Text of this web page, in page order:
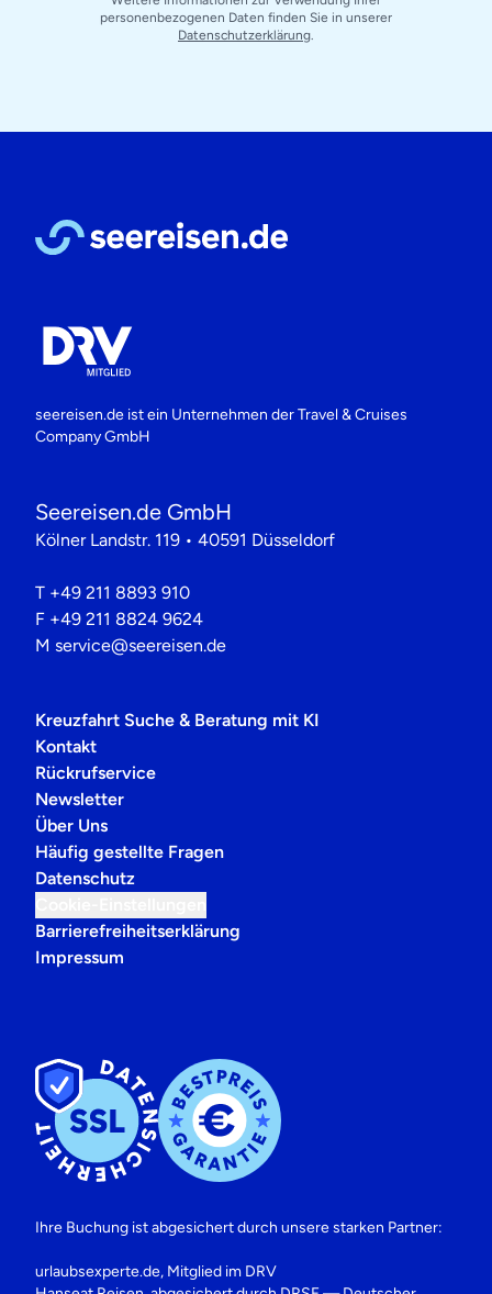
personenbezogenen Daten finden Sie in unserer
Datenschutzerklärung.
seereisen.de ist ein Unternehmen derTravel & Cruises
Company GmbH
Seereisen.de GmbH
Kölner Landstr. 119 • 40591 Düsseldorf
T +49 211 8893 910
F +49 211 8824 9624
M service@seereisen.de
Kreuzfahrt Suche & Beratung mit KI
Kontakt
Rückrufservice
Newsletter
Über Uns
Häufig gestellte Fragen
Datenschutz
Barrierefreiheitserklärung
Impressum
Ihre Buchung ist abgesichert durch unsere starken Partner:
urlaubsexperte.de, Mitglied im DRV